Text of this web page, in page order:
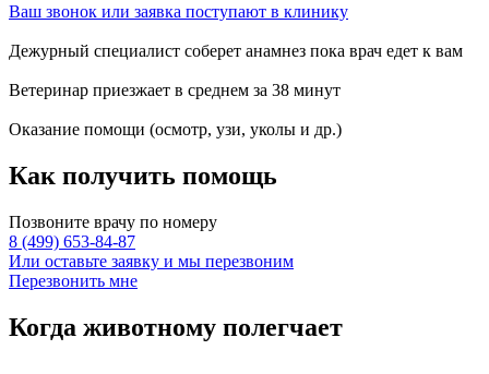
Ваш звонок или заявка поступают в клинику
Дежурный специалист соберет анамнез пока врач едет к вам
Ветеринар приезжает в среднем за 38 минут
Оказание помощи (осмотр, узи, уколы и др.)
Как получить помощь
Позвоните врачу по номеру
8 (499) 653-84-87
Или оставьте заявку и мы перезвоним
Перезвонить мне
Когда животному полегчает